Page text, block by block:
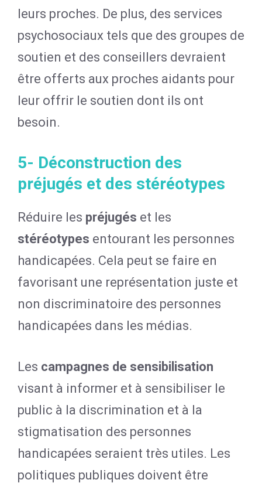
leurs proches. De plus, des services
psychosociaux tels que des groupes de
soutien et des conseillers devraient
être offerts aux proches aidants pour
leur offrir le soutien dont ils ont
besoin.
5- Déconstruction des
préjugés et des stéréotypes
Réduire les préjugés et les
stéréotypes entourant les personnes
handicapées. Cela peut se faire en
favorisant une représentation juste et
non discriminatoire des personnes
handicapées dans les médias.
Les campagnes de sensibilisation
visant à informer et à sensibiliser le
public à la discrimination et à la
stigmatisation des personnes
handicapées seraient très utiles. Les
politiques publiques doivent être